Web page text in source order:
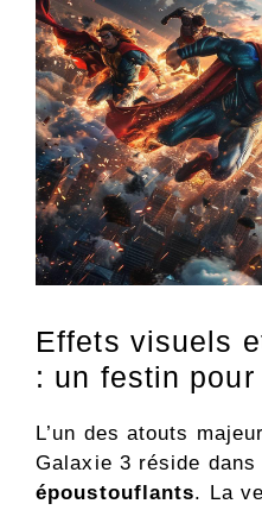
Effets visuels
: un festin
L’un des atouts
Galaxie 3 réside dans
époustouflants. La